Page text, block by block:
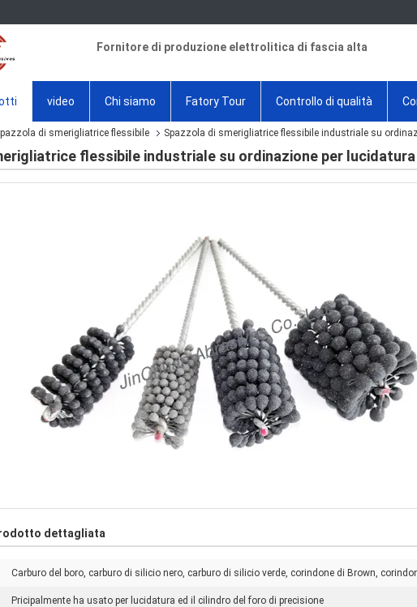
Fornitore di produzione elettrolitica di fascia alta
video Chi siamo Fatory Tour Controllo di qualità
di smerigliatrice flessibile Spazzola di smerigliatrice flessibile industriale su
flessibile industriale su ordinazione per
dettagliata
Carburo del boro, carburo di silicio nero, carburo di silicio verde, corindone di Brown,
Pricipalmente ha usato per lucidatura ed il cilindro del foro di precisione